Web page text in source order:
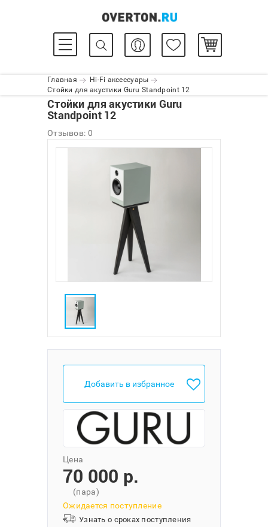
Главная
Hi-Fi аксессуары
Стойки для акустики Guru Standpoint 12
Стойки для акустики Guru
Standpoint 12
Отзывов: 0
Добавить в избранное
Цена
70 000 p.
(пара)
Ожидается поступление
Узнать о сроках поступления